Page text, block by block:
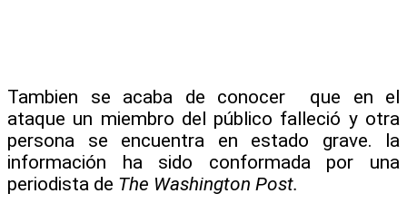
Tambien se acaba de conocer que en el
ataque un miembro del público falleció y otra
persona se encuentra en estado grave. la
información ha sido conformada por una
periodista de The Washington Post.